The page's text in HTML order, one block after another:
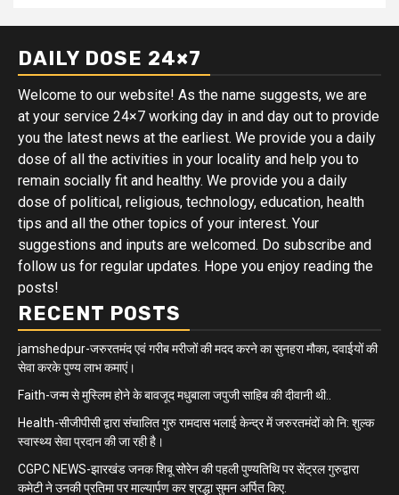
DAILY DOSE 24×7
Welcome to our website! As the name suggests, we are
at your service 24×7 working day in and day out to provide
you the latest news at the earliest. We provide you a daily
dose of all the activities in your locality and help you to
remain socially fit and healthy. We provide you a daily
dose of political, religious, technology, education, health
tips and all the other topics of your interest. Your
suggestions and inputs are welcomed. Do subscribe and
follow us for regular updates. Hope you enjoy reading the
posts!
RECENT POSTS
jamshedpur-जरुरतमंद एवं गरीब मरीजों की मदद करने का सुनहरा मौका, दवाईयों की
सेवा करके पुण्य लाभ कमाएं।
Faith-जन्म से मुस्लिम होने के बावजूद मधुबाला जपुजी साहिब की दीवानी थी..
Health-सीजीपीसी द्वारा संचालित गुरु रामदास भलाई केन्द्र में जरुरतमंदों को नि: शुल्क
स्वास्थ्य सेवा प्रदान की जा रही है।
CGPC NEWS-झारखंड जनक शिबू सोरेन की पहली पुण्यतिथि पर सेंट्रल गुरुद्वारा
कमेटी ने उनकी प्रतिमा पर माल्यार्पण कर श्रद्धा सुमन अर्पित किए.